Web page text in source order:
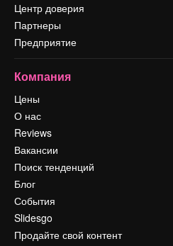
Центр доверия
Партнеры
Предприятие
Компания
Цены
О нас
Reviews
Вакансии
Поиск тенденций
Блог
События
Slidesgo
Продайте свой контент